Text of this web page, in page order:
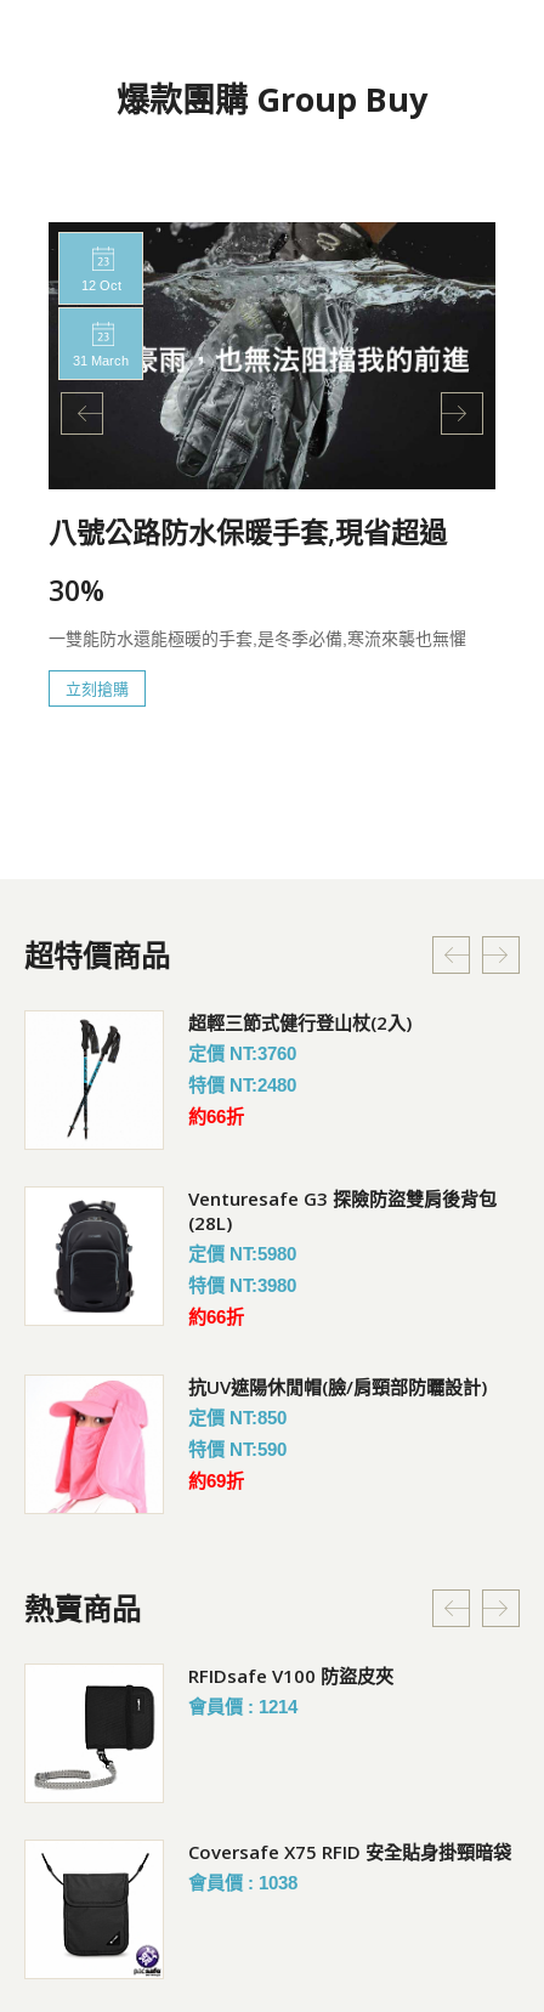
爆款團購 Group Buy
12 Oct
31 March
八號公路防水保暖手套,現省超過
30%
一雙能防水還能極暖的手套,是冬季必備,寒流來襲也無懼
立刻搶購
超特價商品
超輕三節式健行登山杖(2入)
定價 NT:3760
特價 NT:2480
約66折
Venturesafe G3 探險防盜雙肩後背包
(28L)
定價 NT:5980
特價 NT:3980
約66折
抗UV遮陽休閒帽(臉/肩頸部防曬設計)
定價 NT:850
特價 NT:590
約69折
熱賣商品
RFIDsafe V100 防盜皮夾
會員價 : 1214
Coversafe X75 RFID 安全貼身掛頸暗袋
會員價 : 1038